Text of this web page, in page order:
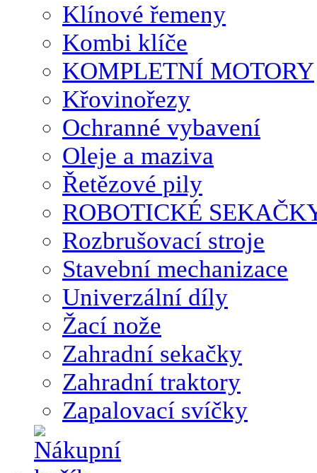
Klínové řemeny
Kombi klíče
KOMPLETNÍ MOTORY
Křovinořezy
Ochranné vybavení
Oleje a maziva
Řetězové pily
ROBOTICKÉ
Rozbrušovací stroje
Stavební mechanizace
Univerzální díly
Žací nože
Zahradní sekačky
Zahradní traktory
Zapalovací svíčky